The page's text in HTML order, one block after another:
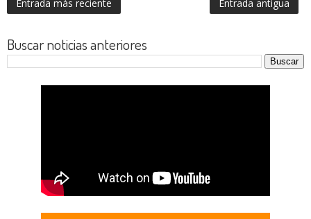
Entrada más reciente Entrada antigua
Buscar noticias anteriores